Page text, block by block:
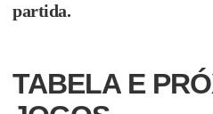
partida.
TABELA E